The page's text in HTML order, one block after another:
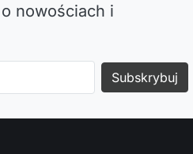
nowościach i